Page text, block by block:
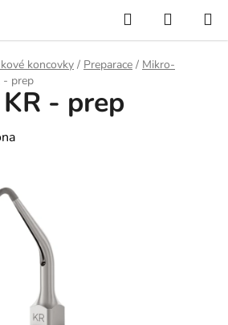
Hledat
KOŠÍK
koncovky / Preparace / Mikro-
- prep
- prep